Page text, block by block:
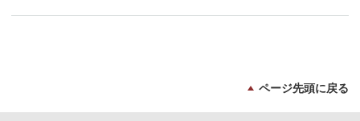
ページ先頭に戻る